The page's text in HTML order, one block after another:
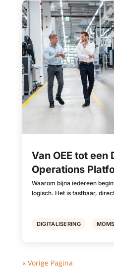
Van OEE tot een
Operations
naar een
datagedreven
DIGITALISERING MOMS
Waarom bijna iedereen
logisch. Het is tastbaar,
« Vorige Pagina